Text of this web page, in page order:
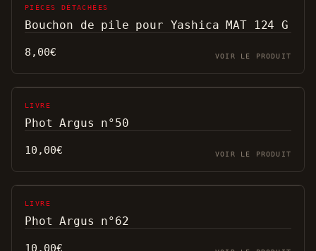
PIÈCES DÉTACHÉES
Bouchon de pile pour Yashica MAT 124 G
8,00€ VOIR LE PRODUIT
LIVRE
Phot Argus n°50
10,00€ VOIR LE PRODUIT
LIVRE
Phot Argus n°62
10,00€